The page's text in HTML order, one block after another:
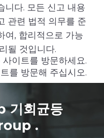
니다. 모든 신고 내용
관련 법적 의무를 준
여, 합리적으로 가능
될 것입니다.
이트를 방문하세요.
를 방문해 주십시오.
기회균등
.